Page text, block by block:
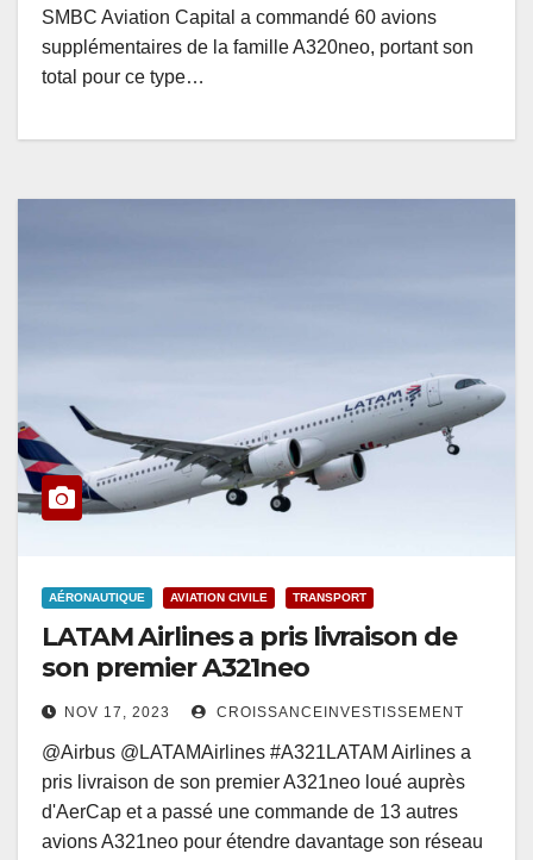
SMBC Aviation Capital a commandé 60 avions
supplémentaires de la famille A320neo, portant son
total pour ce type…
AÉRONAUTIQUE AVIATION CIVILE TRANSPORT
LATAM Airlines a pris livraison de
son premier A321neo
NOV 17, 2023 CROISSANCEINVESTISSEMENT
@Airbus @LATAMAirlines #A321LATAM Airlines a
pris livraison de son premier A321neo loué auprès
d'AerCap et a passé une commande de 13 autres
avions A321neo pour étendre davantage son réseau